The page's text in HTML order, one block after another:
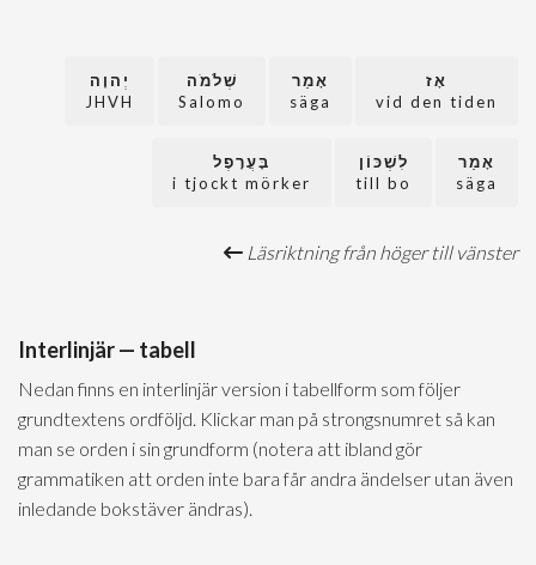
אָז
vid den tiden
אָמַר
säga
שְׁלֹמֹה
Salomo
יְהוָה
JHVH
אָמַר
säga
לִשְׁכּוֹן
till bo
בָּעֲרָפֶל
i tjockt mörker
Läsriktning från höger till vänster
Interlinjär — tabell
Nedan finns en interlinjär version i tabellform som följer
grundtextens ordföljd. Klickar man på strongsnumret så kan
man se orden i sin grundform (notera att ibland gör
grammatiken att orden inte bara får andra ändelser utan även
inledande bokstäver ändras).